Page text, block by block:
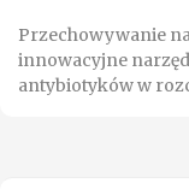
Przechowywanie
innowacyjne
antybiotyków w